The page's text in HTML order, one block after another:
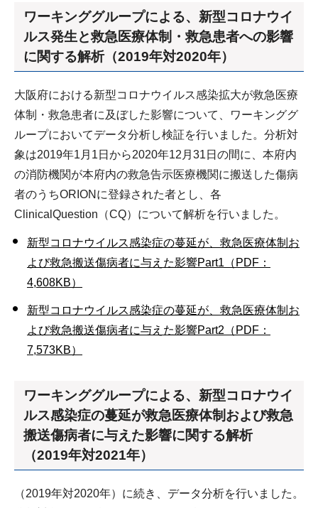
ワーキンググループによる、新型コロナウイ
ルス発生と救急医療体制・救急患者への影響
に関する解析（2019年対2020年）
大阪府における新型コロナウイルス感染拡大が救急医療
体制・救急患者に及ぼした影響について、ワーキンググ
ループにおいてデータ分析し検証を行いました。分析対
象は2019年1月1日から2020年12月31日の間に、本府内
の消防機関が本府内の救急告示医療機関に搬送した傷病
者のうちORIONに登録された者とし、各
ClinicalQuestion（CQ）について解析を行いました。
新型コロナウイルス感染症の蔓延が、救急医療体制お
よび救急搬送傷病者に与えた影響Part1（PDF：
4,608KB）
新型コロナウイルス感染症の蔓延が、救急医療体制お
よび救急搬送傷病者に与えた影響Part2（PDF：
7,573KB）
ワーキンググループによる、新型コロナウイ
ルス感染症の蔓延が救急医療体制および救急
搬送傷病者に与えた影響に関する解析
（2019年対2021年）
（2019年対2020年）に続き、データ分析を行いました。